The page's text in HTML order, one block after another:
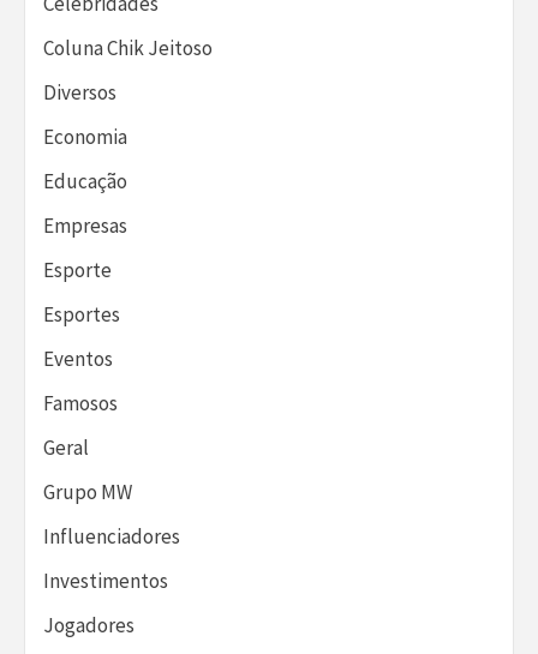
Coluna Chik Jeitoso
Diversos
Economia
Educação
Empresas
Esporte
Esportes
Eventos
Famosos
Geral
Grupo MW
Influenciadores
Investimentos
Jogadores